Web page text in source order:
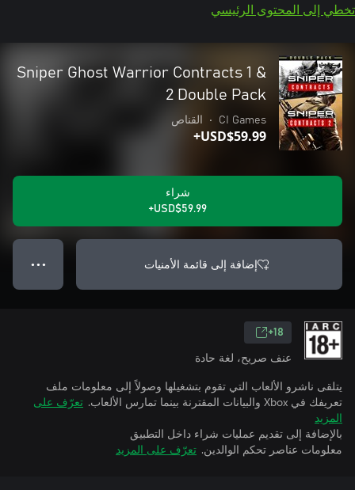
تخطي إلى المحتوى الرئيسي
Sniper Ghost Warrior Contracts 1 &
2 Double Pack
CI Games
• القناص
USD$59.99+
شراء
USD$59.99+
إضافة إلى قائمة الأمنيات ● ● ●
18+
عنف صريح، لغة حادة
يتلقى ناشرو الألعاب التي تقوم بتشغيلها وصولاً إلى معلومات ملف
تعريفك في Xbox والبيانات المقترنة بينما تمارس الألعاب.
تعرّف على
المزيد
بالإضافة إلى تقديم عمليات شراء داخل التطبيق
معلومات عناصر تحكم الوالدين. تعرّف على المزيد